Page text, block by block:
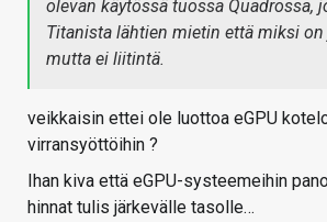
olevan käytössä tuossa Quadrossa,
Titanista lähtien mietin että miksi
mutta ei liitintä.
veikkaisin ettei ole luottoa eGPU
virransyöttöihin ?
Ihan kiva että eGPU-systeemeihin
hinnat tulis järkevälle tasolle…